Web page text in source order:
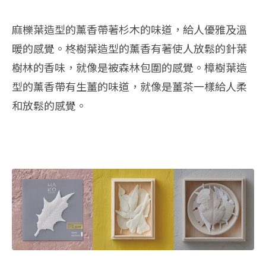
麻櫟葉造型的薰香帶著杉木的味道，給人優雅及溫
暖的感覺。柊樹葉造型的薰香有著使人放鬆的針葉
樹林的香味，就像是被森林包圍的感覺。樟樹葉造
型的薰香帶有生薑的味道，就像是薑茶一樣給人柔
和放鬆的感覺。